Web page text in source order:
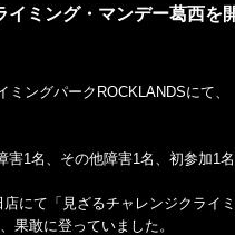
イミング・マンデー葛西を
ミングパークROCKLANDSにて
1名、その他障害1名、初参加1
にて「見ざるチャレンジクライ
果敢に登っていました。